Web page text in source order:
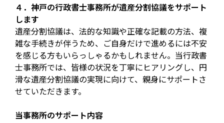
４．神戸の行政書士事務所が遺産分割協議をサポート
します
遺産分割協議は、法的な知識や正確な記載の方法、複
雑な手続きが伴うため、ご自身だけで進めるには不安
を感じる方もいらっしゃるかもしれません。当行政書
士事務所では、皆様の状況を丁寧にヒアリングし、円
滑な遺産分割協議の実現に向けて、親身にサポートさ
せていただきます。
当事務所のサポート内容